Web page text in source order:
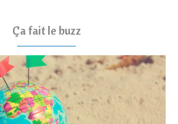
Ça fait le buzz